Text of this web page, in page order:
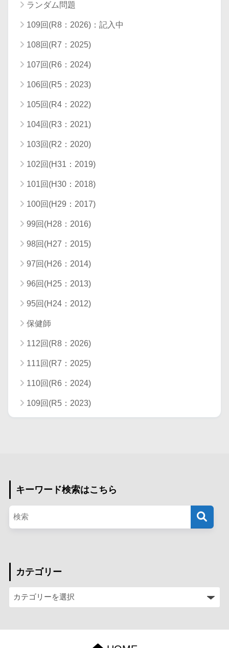
ランダム問題
109回(R8：2026)：記入中
108回(R7：2025)
107回(R6：2024)
106回(R5：2023)
105回(R4：2022)
104回(R3：2021)
103回(R2：2020)
102回(H31：2019)
101回(H30：2018)
100回(H29：2017)
99回(H28：2016)
98回(H27：2015)
97回(H26：2014)
96回(H25：2013)
95回(H24：2012)
保健師
112回(R8：2026)
111回(R7：2025)
110回(R6：2024)
109回(R5：2023)
キーワード検索はこちら
カテゴリー